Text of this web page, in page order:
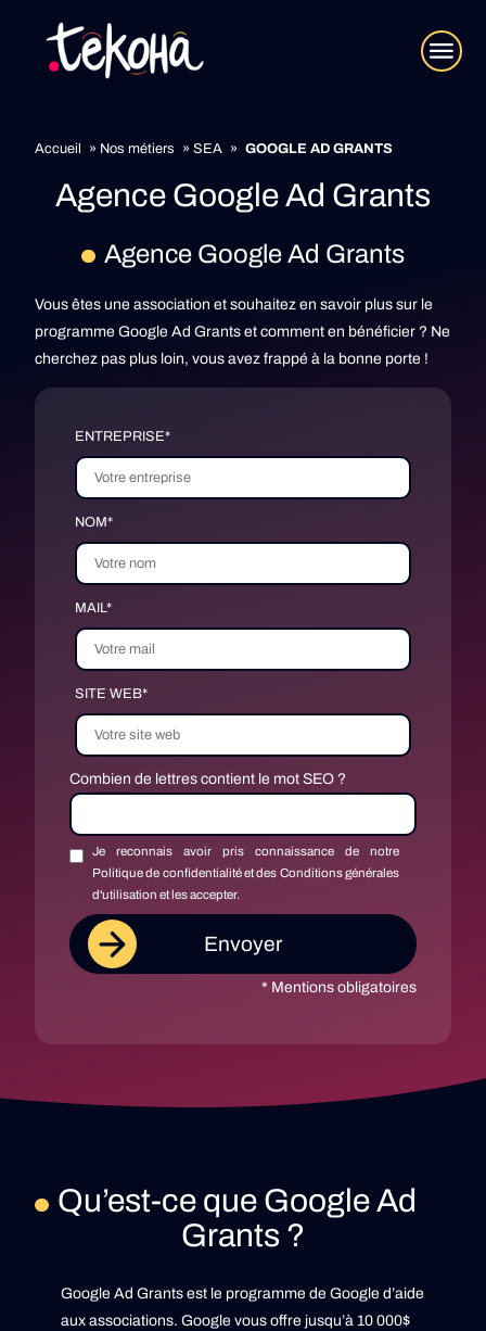
Accueil » Nos métiers » SEA » GOOGLE AD GRANTS
Agence Google Ad Grants
Agence Google Ad Grants
Vous êtes une association et souhaitez en savoir plus sur le
programme Google Ad Grants et comment en bénéficier ? Ne
cherchez pas plus loin, vous avez frappé à la bonne porte !
ENTREPRISE*
NOM*
MAIL*
SITE WEB*
Combien de lettres contient le mot SEO ?
Je reconnais avoir pris connaissance de notre
Politique de confidentialité et des Conditions générales
d'utilisation et les accepter.
* Mentions obligatoires
Qu’est-ce que Google Ad
Grants ?
Google Ad Grants est le programme de Google d’aide
aux associations. Google vous offre jusqu’à 10 000$